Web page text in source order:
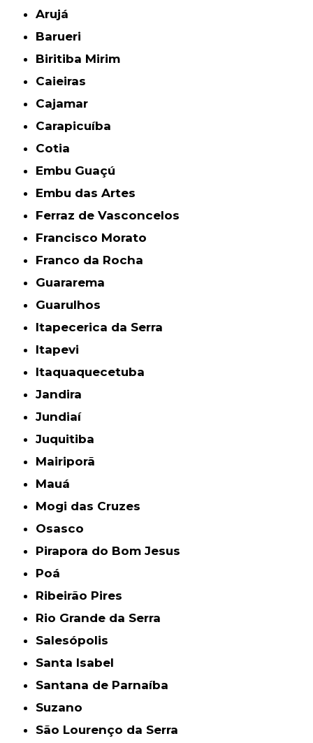
Arujá
Barueri
Biritiba Mirim
Caieiras
Cajamar
Carapicuíba
Cotia
Embu Guaçú
Embu das Artes
Ferraz de Vasconcelos
Francisco Morato
Franco da Rocha
Guararema
Guarulhos
Itapecerica da Serra
Itapevi
Itaquaquecetuba
Jandira
Jundiaí
Juquitiba
Mairiporã
Mauá
Mogi das Cruzes
Osasco
Pirapora do Bom Jesus
Poá
Ribeirão Pires
Rio Grande da Serra
Salesópolis
Santa Isabel
Santana de Parnaíba
Suzano
São Lourenço da Serra